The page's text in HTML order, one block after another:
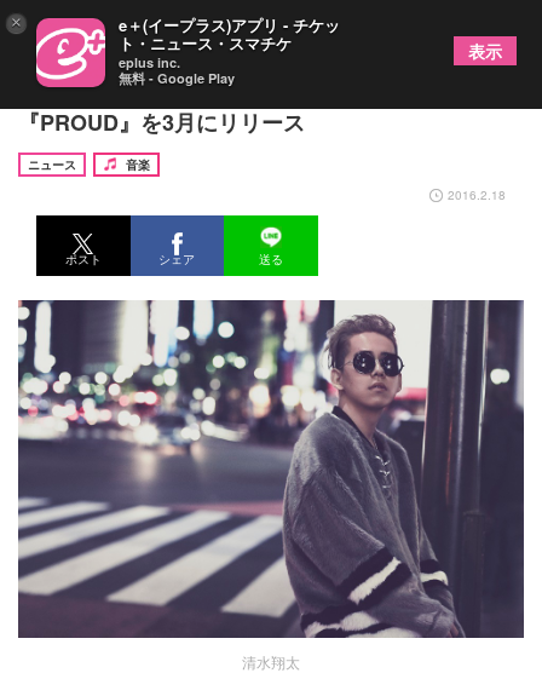
清水翔太 約2年ぶりのオリジナルアルバム
『PROUD』を3月にリリース
ニュース
音楽
2016.2.18
ポスト シェア 送る
清水翔太
× e＋(イープラス)アプリ - チケッ
ト・ニュース・スマチケ
eplus inc.
無料 - Google Play
表示